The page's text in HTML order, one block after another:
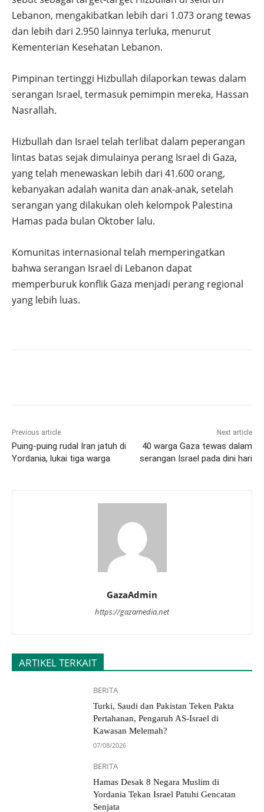
Lebanon, mengakibatkan lebih dari 1.073 orang tewas
dan lebih dari 2.950 lainnya terluka, menurut
Kementerian Kesehatan Lebanon.
Pimpinan tertinggi Hizbullah dilaporkan tewas dalam
serangan Israel, termasuk pemimpin mereka, Hassan
Nasrallah.
Hizbullah dan Israel telah terlibat dalam peperangan
lintas batas sejak dimulainya perang Israel di Gaza,
yang telah menewaskan lebih dari 41.600 orang,
kebanyakan adalah wanita dan anak-anak, setelah
serangan yang dilakukan oleh kelompok Palestina
Hamas pada bulan Oktober lalu.
Komunitas internasional telah memperingatkan
bahwa serangan Israel di Lebanon dapat
memperburuk konflik Gaza menjadi perang regional
yang lebih luas.
Previous article
Puing-puing rudal Iran jatuh di
Yordania, lukai tiga warga
Next article
40 warga Gaza tewas dalam
serangan Israel pada dini hari
GazaAdmin
https://gazamedia.net
ARTIKEL TERKAIT
BERITA
Turki, Saudi dan Pakistan Teken Pakta
Pertahanan, Pengaruh AS-Israel di
Kawasan Melemah?
07/08/2026
BERITA
Hamas Desak 8 Negara Muslim di
Yordania Tekan Israel Patuhi Gencatan
Senjata